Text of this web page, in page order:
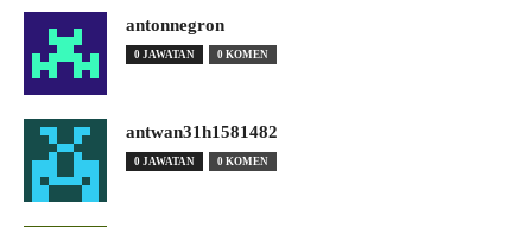
antonnegron
0 JAWATAN 0 KOMEN
antwan31h1581482
0 JAWATAN 0 KOMEN